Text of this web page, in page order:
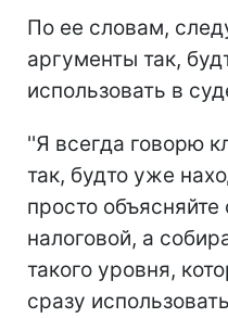
По ее словам,
аргументы так,
использовать в
''Я всегда говорю
так, будто уже
просто
налоговой, а
такого уровня,
сразу